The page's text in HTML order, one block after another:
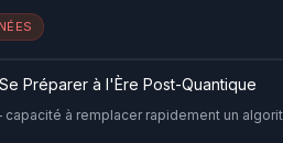
Préparer à l'Ère Post-Quantique
à remplacer rapidement un